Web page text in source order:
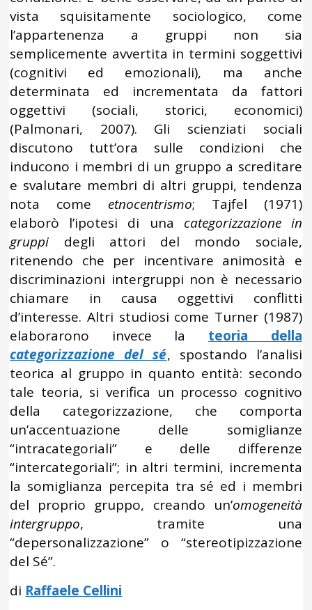
vista squisitamente sociologico, come
l’appartenenza a gruppi non sia
semplicemente avvertita in termini soggettivi
(cognitivi ed emozionali), ma anche
determinata ed incrementata da fattori
oggettivi (sociali, storici, economici)
(Palmonari, 2007). Gli scienziati sociali
discutono tutt’ora sulle condizioni che
inducono i membri di un gruppo a screditare
e svalutare membri di altri gruppi, tendenza
nota come etnocentrismo; Tajfel (1971)
elaborò l’ipotesi di una categorizzazione in
gruppi degli attori del mondo sociale,
ritenendo che per incentivare animosità e
discriminazioni intergruppi non è necessario
chiamare in causa oggettivi conflitti
d’interesse. Altri studiosi come Turner (1987)
elaborarono invece la teoria della
categorizzazione del sé, spostando l’analisi
teorica al gruppo in quanto entità: secondo
tale teoria, si verifica un processo cognitivo
della categorizzazione, che comporta
un’accentuazione delle somiglianze
“intracategoriali” e delle differenze
“intercategoriali”; in altri termini, incrementa
la somiglianza percepita tra sé ed i membri
del proprio gruppo, creando un’omogeneità
intergruppo, tramite una
“depersonalizzazione” o “stereotipizzazione
del Sé”.
di Raffaele Cellini